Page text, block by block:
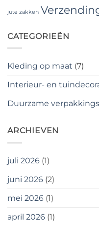
jute zakken
CATEGORIEËN
Kleding op maat (7)
Interieur- en
Duurzame
ARCHIEVEN
juli 2026 (1)
juni 2026 (2)
mei 2026 (1)
april 2026 (1)